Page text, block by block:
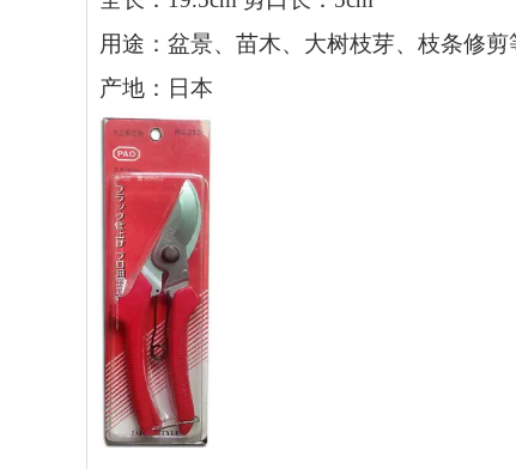
用途：盆景、苗木、大树枝芽、枝条修剪
产地：日本